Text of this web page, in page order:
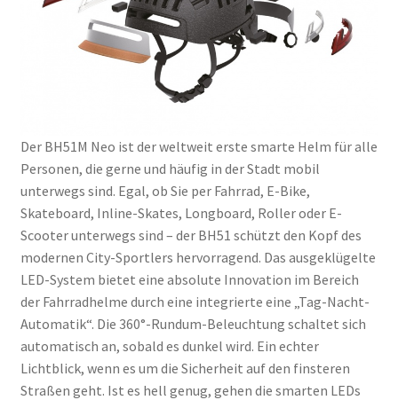
Der BH51M Neo ist der weltweit erste smarte Helm für alle
Personen, die gerne und häufig in der Stadt mobil
unterwegs sind. Egal, ob Sie per Fahrrad, E-Bike,
Skateboard, Inline-Skates, Longboard, Roller oder E-
Scooter unterwegs sind – der BH51 schützt den Kopf des
modernen City-Sportlers hervorragend. Das ausgeklügelte
LED-System bietet eine absolute Innovation im Bereich
der Fahrradhelme durch eine integrierte eine „Tag-Nacht-
Automatik“. Die 360°-Rundum-Beleuchtung schaltet sich
automatisch an, sobald es dunkel wird. Ein echter
Lichtblick, wenn es um die Sicherheit auf den finsteren
Straßen geht. Ist es hell genug, gehen die smarten LEDs